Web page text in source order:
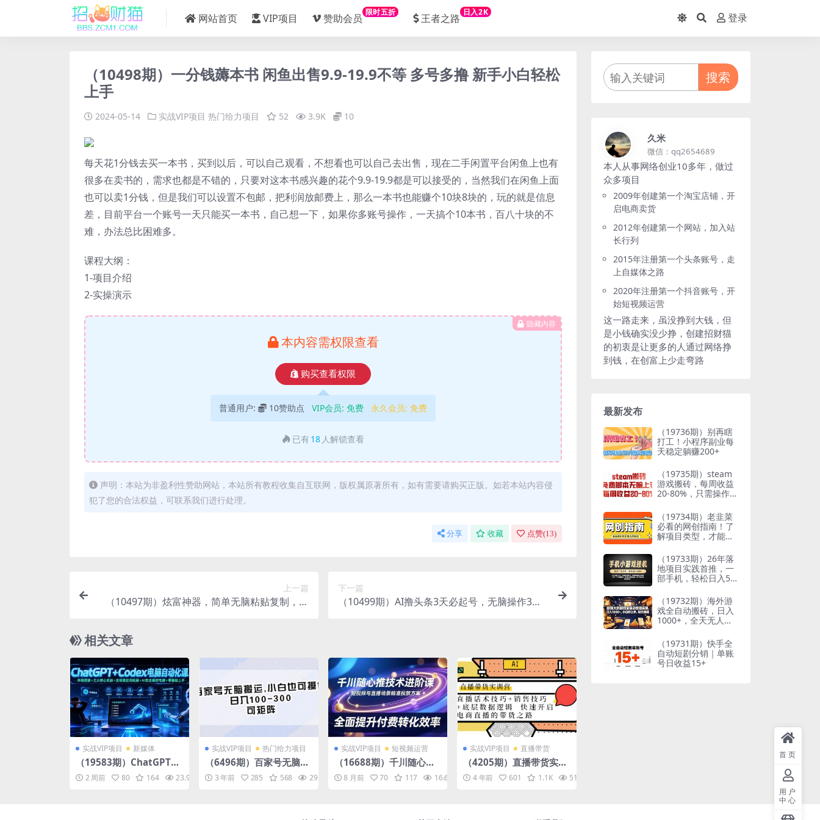
网站首页 VIP项目 赞助会员 限时五折 王者之路 日入2K
登录
（10498期）一分钱薅本书 闲鱼出售9.9-19.9不等 多号多撸 新手小白轻松
上手
2024-05-14 实战VIP项目 热门给力项目 52 3.9K 10
每天花1分钱去买一本书，买到以后，可以自己观看，不想看也可以自己去出售，现在二手闲置平台闲鱼上也有
很多在卖书的，需求也都是不错的，只要对这本书感兴趣的花个9.9-19.9都是可以接受的，当然我们在闲鱼上面
也可以卖1分钱，但是我们可以设置不包邮，把利润放邮费上，那么一本书也能赚个10块8块的，玩的就是信息
差，目前平台一个账号一天只能买一本书，自己想一下，如果你多账号操作，一天搞个10本书，百八十块的不
难，办法总比困难多。
课程大纲：
1-项目介绍
2-实操演示
隐藏内容
本内容需权限查看
购买查看权限
普通用户: 10赞助点 VIP会员: 免费 永久会员: 免费
已有 18 人解锁查看
声明：本站为非盈利性赞助网站，本站所有教程收集自互联网，版权属原著所有，如有需要请购买正版。如若本站内容侵
犯了您的合法权益，可联系我们进行处理。
分享 收藏 点赞(13)
上一篇
（10497期）炫富神器，简单无脑粘贴复制，闷
下一篇
（10499期）AI撸头条3天必起号，无脑操作3分
相关文章
实战VIP项目 新媒体
（19583期）ChatGPT+C
odex电脑自动化课：环境
搭建×三大核心实战×全场
2 周前 80 164 23.9K 10
实战VIP项目 热门给力项目
（6496期）百家号无脑搬
运,小白也可操作，日入10
0-300，可矩阵
3 年前 285 568 29.4K 10
实战VIP项目 短视频运营
（16688期）千川随心推
技术进阶课，短视频与直
播场景精准投放方案，全
8 月前 70 117 16.6K 10
实战VIP项目 直播带货
（4205期）直播带货实训
营：话术技巧+销售技巧
+底层数据逻辑 快速开启
4 年前 601 1.1K 51.1K
搜索
久米
微信：qq2654689
本人从事网络创业10多年，做过
众多项目
2009年创建第一个淘宝店铺，开
启电商卖货
2012年创建第一个网站，加入站
长行列
2015年注册第一个头条账号，走
上自媒体之路
2020年注册第一个抖音账号，开
始短视频运营
这一路走来，虽没挣到大钱，但
是小钱确实没少挣，创建招财猫
的初衷是让更多的人通过网络挣
到钱，在创富上少走弯路
最新发布
（19736期）别再瞎
打工！小程序副业每
天稳定躺赚200+
（19735期）steam
游戏搬砖，每周收益
20-80%，只需操作1-
过万，零风险长期做
（19734期）老韭菜
必看的网创指南！了
解项目类型，才能找
到想要的结果
（19733期）26年落
地项目实践首推，一
部手机，轻松日入50
（19732期）海外游
戏全自动搬砖，日入
1000+，全天无人值
（19731期）快手全
自动短剧分销｜单账
号日收益15+
首页
用户
中心